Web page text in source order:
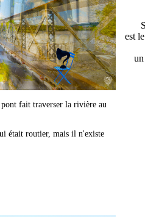
fait traverser la rivière au
était routier, mais il n'existe
est